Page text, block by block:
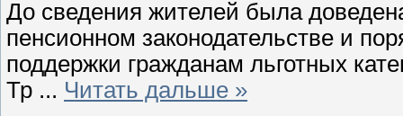
До сведения жителей была
пенсионном законодательстве и
поддержки гражданам льготных
Тр ... Читать дальше »